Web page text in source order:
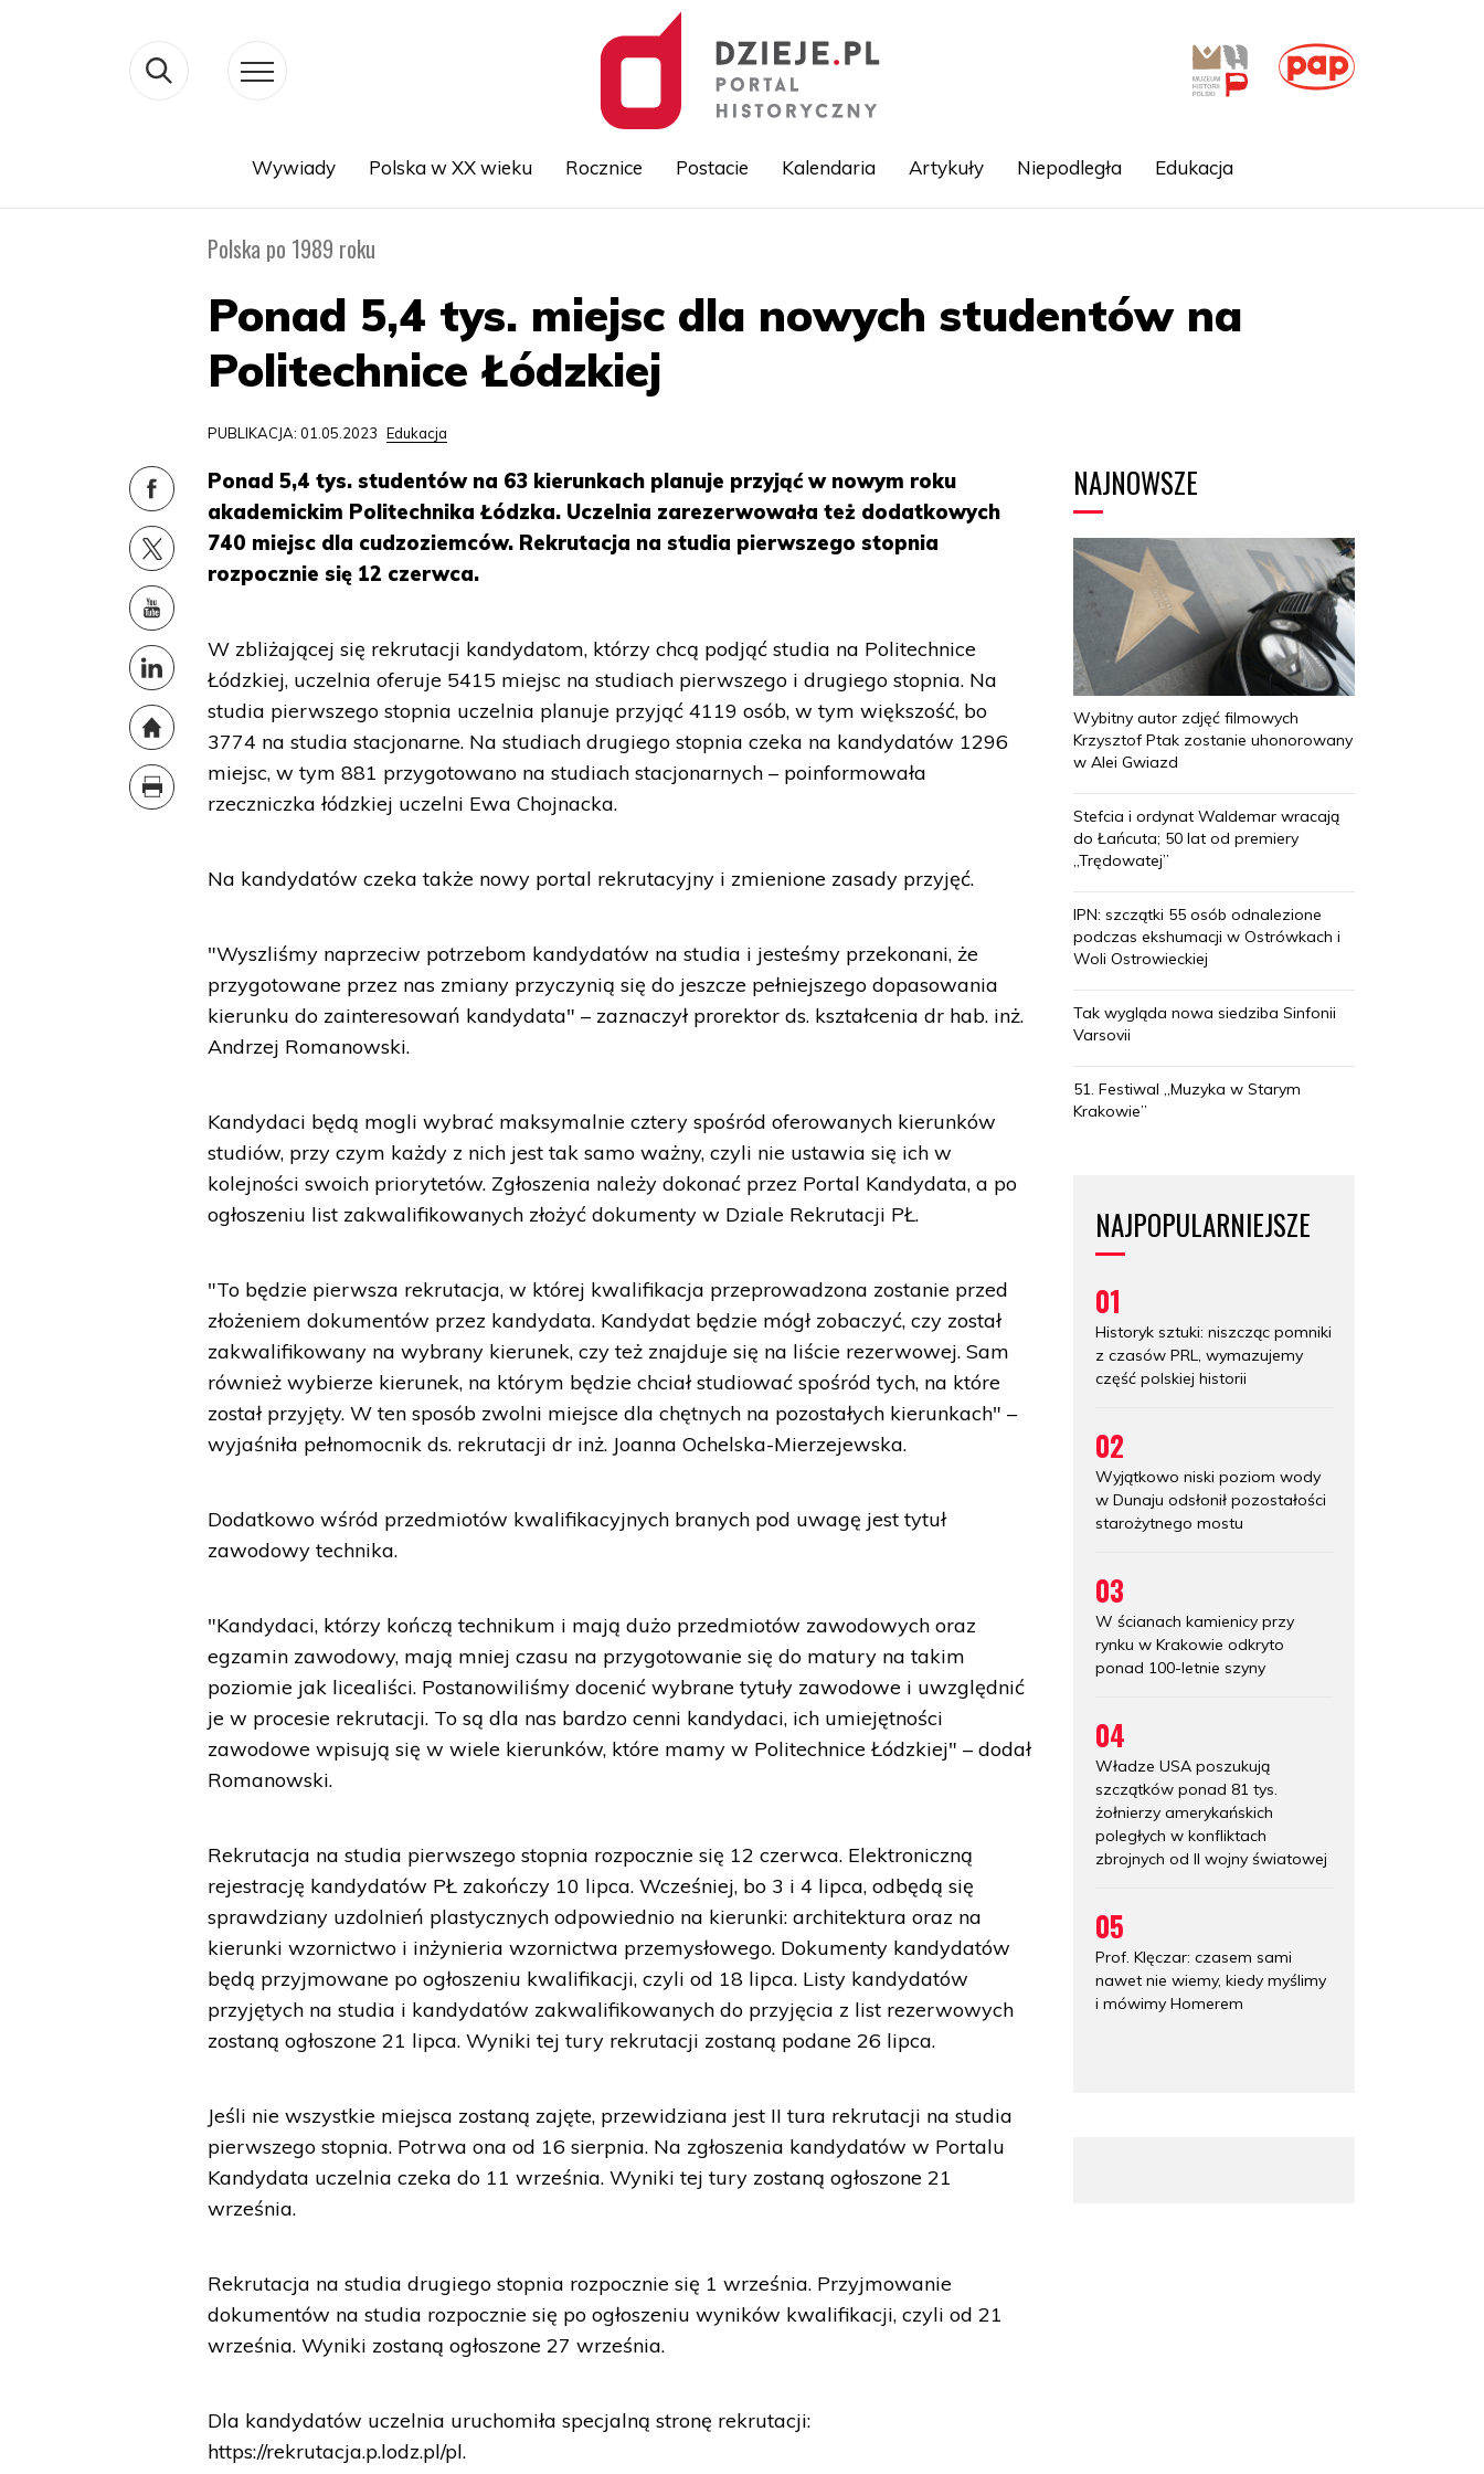
Wywiady Polska w XX wieku Rocznice Postacie Kalendaria Artykuły Niepodległa Edukacja
Polska po 1989 roku
Ponad 5,4 tys. miejsc dla nowych studentów na
Politechnice Łódzkiej
PUBLIKACJA: 01.05.2023 Edukacja
Ponad 5,4 tys. studentów na 63 kierunkach planuje przyjąć w nowym roku
akademickim Politechnika Łódzka. Uczelnia zarezerwowała też dodatkowych
740 miejsc dla cudzoziemców. Rekrutacja na studia pierwszego stopnia
rozpocznie się 12 czerwca.
W zbliżającej się rekrutacji kandydatom, którzy chcą podjąć studia na Politechnice
Łódzkiej, uczelnia oferuje 5415 miejsc na studiach pierwszego i drugiego stopnia. Na
studia pierwszego stopnia uczelnia planuje przyjąć 4119 osób, w tym większość, bo
3774 na studia stacjonarne. Na studiach drugiego stopnia czeka na kandydatów 1296
miejsc, w tym 881 przygotowano na studiach stacjonarnych – poinformowała
rzeczniczka łódzkiej uczelni Ewa Chojnacka.
Na kandydatów czeka także nowy portal rekrutacyjny i zmienione zasady przyjęć.
"Wyszliśmy naprzeciw potrzebom kandydatów na studia i jesteśmy przekonani, że
przygotowane przez nas zmiany przyczynią się do jeszcze pełniejszego dopasowania
kierunku do zainteresowań kandydata" – zaznaczył prorektor ds. kształcenia dr hab. inż.
Andrzej Romanowski.
Kandydaci będą mogli wybrać maksymalnie cztery spośród oferowanych kierunków
studiów, przy czym każdy z nich jest tak samo ważny, czyli nie ustawia się ich w
kolejności swoich priorytetów. Zgłoszenia należy dokonać przez Portal Kandydata, a po
ogłoszeniu list zakwalifikowanych złożyć dokumenty w Dziale Rekrutacji PŁ.
"To będzie pierwsza rekrutacja, w której kwalifikacja przeprowadzona zostanie przed
złożeniem dokumentów przez kandydata. Kandydat będzie mógł zobaczyć, czy został
zakwalifikowany na wybrany kierunek, czy też znajduje się na liście rezerwowej. Sam
również wybierze kierunek, na którym będzie chciał studiować spośród tych, na które
został przyjęty. W ten sposób zwolni miejsce dla chętnych na pozostałych kierunkach" –
wyjaśniła pełnomocnik ds. rekrutacji dr inż. Joanna Ochelska-Mierzejewska.
Dodatkowo wśród przedmiotów kwalifikacyjnych branych pod uwagę jest tytuł
zawodowy technika.
"Kandydaci, którzy kończą technikum i mają dużo przedmiotów zawodowych oraz
egzamin zawodowy, mają mniej czasu na przygotowanie się do matury na takim
poziomie jak licealiści. Postanowiliśmy docenić wybrane tytuły zawodowe i uwzględnić
je w procesie rekrutacji. To są dla nas bardzo cenni kandydaci, ich umiejętności
zawodowe wpisują się w wiele kierunków, które mamy w Politechnice Łódzkiej" – dodał
Romanowski.
Rekrutacja na studia pierwszego stopnia rozpocznie się 12 czerwca. Elektroniczną
rejestrację kandydatów PŁ zakończy 10 lipca. Wcześniej, bo 3 i 4 lipca, odbędą się
sprawdziany uzdolnień plastycznych odpowiednio na kierunki: architektura oraz na
kierunki wzornictwo i inżynieria wzornictwa przemysłowego. Dokumenty kandydatów
będą przyjmowane po ogłoszeniu kwalifikacji, czyli od 18 lipca. Listy kandydatów
przyjętych na studia i kandydatów zakwalifikowanych do przyjęcia z list rezerwowych
zostaną ogłoszone 21 lipca. Wyniki tej tury rekrutacji zostaną podane 26 lipca.
Jeśli nie wszystkie miejsca zostaną zajęte, przewidziana jest II tura rekrutacji na studia
pierwszego stopnia. Potrwa ona od 16 sierpnia. Na zgłoszenia kandydatów w Portalu
Kandydata uczelnia czeka do 11 września. Wyniki tej tury zostaną ogłoszone 21
września.
Rekrutacja na studia drugiego stopnia rozpocznie się 1 września. Przyjmowanie
dokumentów na studia rozpocznie się po ogłoszeniu wyników kwalifikacji, czyli od 21
września. Wyniki zostaną ogłoszone 27 września.
Dla kandydatów uczelnia uruchomiła specjalną stronę rekrutacji:
https://rekrutacja.p.lodz.pl/pl.
NAJNOWSZE
Wybitny autor zdjęć filmowych
Krzysztof Ptak zostanie uhonorowany
w Alei Gwiazd
Stefcia i ordynat Waldemar wracają
do Łańcuta; 50 lat od premiery
„Trędowatej”
IPN: szczątki 55 osób odnalezione
podczas ekshumacji w Ostrówkach i
Woli Ostrowieckiej
Tak wygląda nowa siedziba Sinfonii
Varsovii
51. Festiwal „Muzyka w Starym
Krakowie”
NAJPOPULARNIEJSZE
01
Historyk sztuki: niszcząc pomniki
z czasów PRL, wymazujemy
część polskiej historii
02
Wyjątkowo niski poziom wody
w Dunaju odsłonił pozostałości
starożytnego mostu
03
W ścianach kamienicy przy
rynku w Krakowie odkryto
ponad 100-letnie szyny
04
Władze USA poszukują
szczątków ponad 81 tys.
żołnierzy amerykańskich
poległych w konfliktach
zbrojnych od II wojny światowej
05
Prof. Klęczar: czasem sami
nawet nie wiemy, kiedy myślimy
i mówimy Homerem